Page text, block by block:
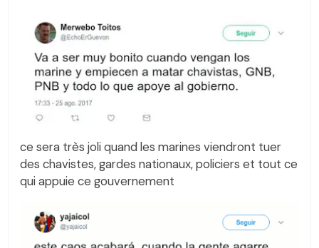
ce sera très joli quand les marines viendront tuer
des chavistes, gardes nationaux, policiers et tout ce
qui appuie ce gouvernement